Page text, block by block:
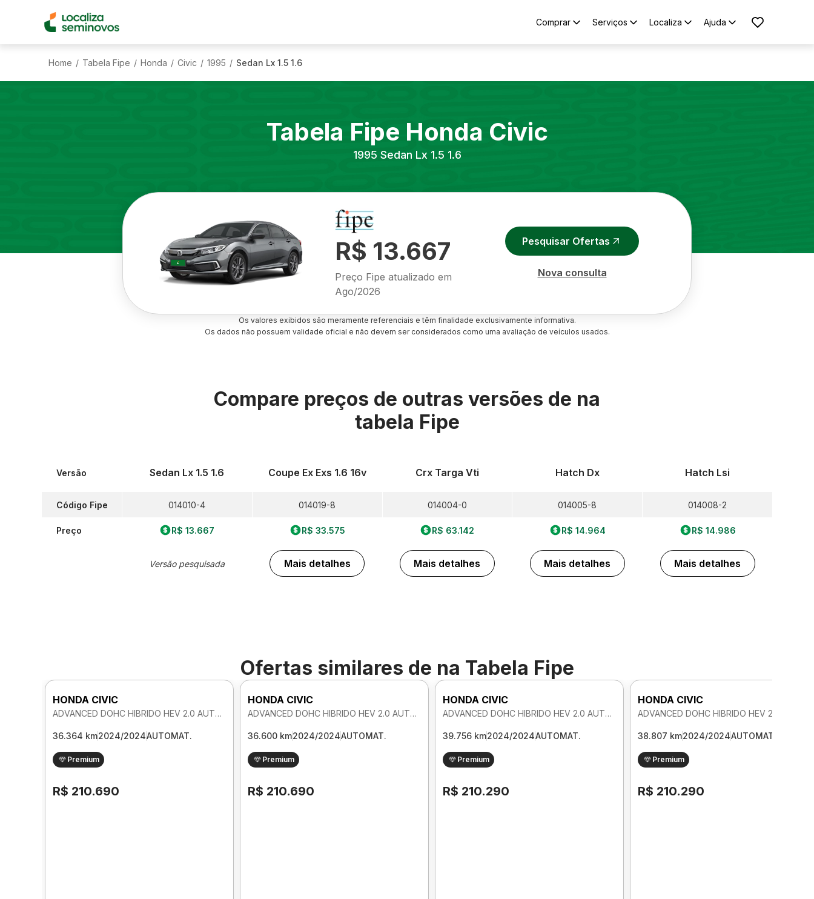
Comprar Serviços Localiza Ajuda
Home / Tabela Fipe / Honda / Civic / 1995 / Sedan Lx 1.5 1.6
Tabela Fipe Honda Civic
1995 Sedan Lx 1.5 1.6
R$ 13.667
Preço Fipe atualizado em
Ago/2026
Pesquisar Ofertas
Nova consulta
Os valores exibidos são meramente referenciais e têm finalidade exclusivamente informativa.
Os dados não possuem validade oficial e não devem ser considerados como uma avaliação de veículos usados.
Compare preços de outras versões de na
tabela Fipe
Versão
Código Fipe
Preço
Sedan Lx 1.5 1.6
014010-4
R$ 13.667
Versão pesquisada
Coupe Ex Exs 1.6 16v
014019-8
R$ 33.575
Mais detalhes
Crx Targa Vti
014004-0
R$ 63.142
Mais detalhes
Hatch Dx
014005-8
R$ 14.964
Mais detalhes
Hatch Lsi
014008-2
R$ 14.986
Mais detalhes
Ofertas similares de na Tabela Fipe
HONDA CIVIC
ADVANCED DOHC HIBRIDO HEV 2.0 AUTOMATICO
36.364 km2024/2024AUTOMAT.
Premium
R$ 210.690
HONDA CIVIC
ADVANCED DOHC HIBRIDO HEV 2.0 AUTOMATICO
36.600 km2024/2024AUTOMAT.
Premium
R$ 210.690
HONDA CIVIC
ADVANCED DOHC HIBRIDO HEV 2.0 AUTOMATICO
39.756 km2024/2024AUTOMAT.
Premium
R$ 210.290
HONDA CIVIC
38.807 km2024/2024AUTOMAT.
Premium
R$ 210.290